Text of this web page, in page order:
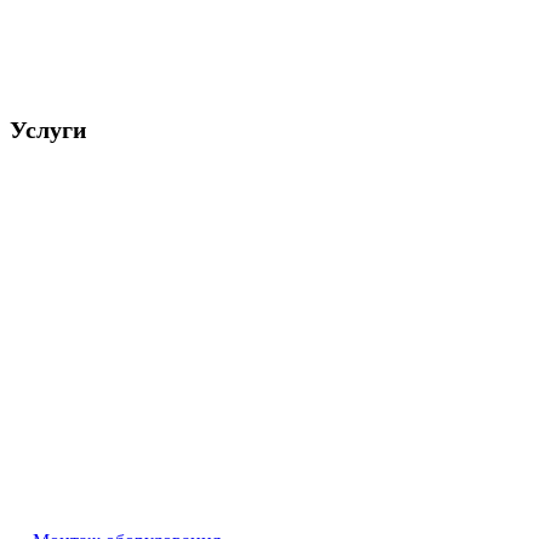
Услуги